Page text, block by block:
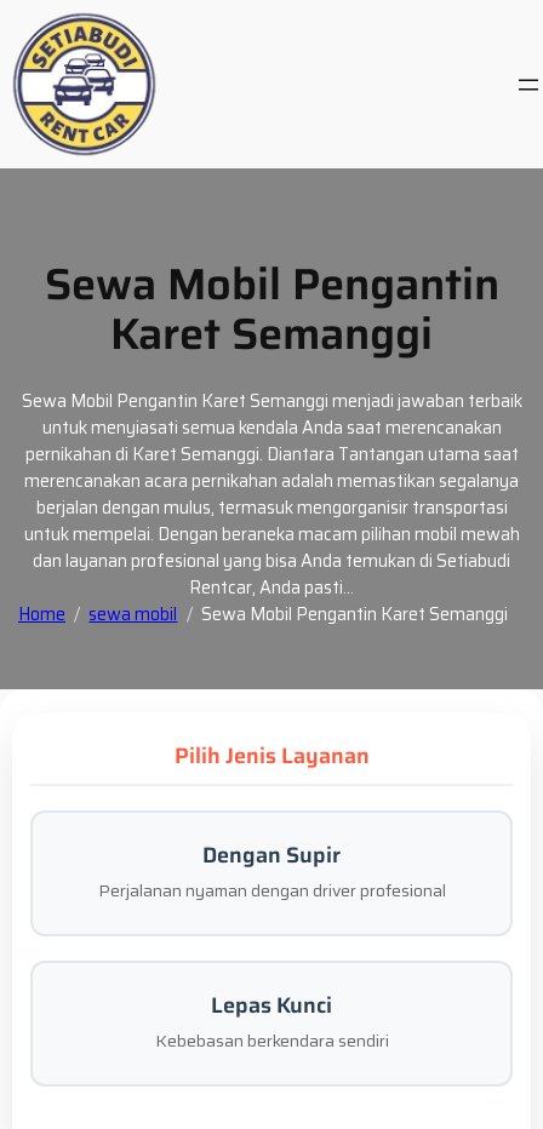
content
Sewa Mobil Pengantin
Karet Semanggi
Sewa Mobil Pengantin Karet Semanggi menjadi jawaban terbaik
untuk menyiasati semua kendala Anda saat merencanakan
pernikahan di Karet Semanggi. Diantara Tantangan utama saat
merencanakan acara pernikahan adalah memastikan segalanya
berjalan dengan mulus, termasuk mengorganisir transportasi
untuk mempelai. Dengan beraneka macam pilihan mobil mewah
dan layanan profesional yang bisa Anda temukan di Setiabudi
Rentcar, Anda pasti…
Home
sewa mobil Sewa Mobil Pengantin Karet Semanggi
Pilih Jenis Layanan
Dengan Supir
Perjalanan nyaman dengan driver profesional
Lepas Kunci
Kebebasan berkendara sendiri